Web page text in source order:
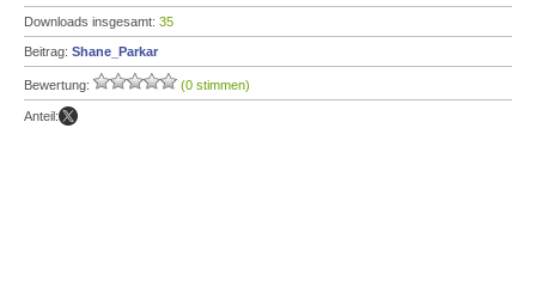
Downloads insgesamt: 35
Beitrag: Shane_Parkar
Bewertung: (0 stimmen)
Anteil: